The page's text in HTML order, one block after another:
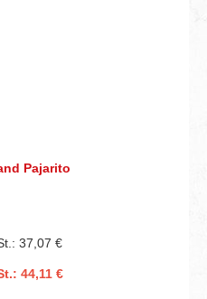
Pajarito
37,07 €
44,11 €